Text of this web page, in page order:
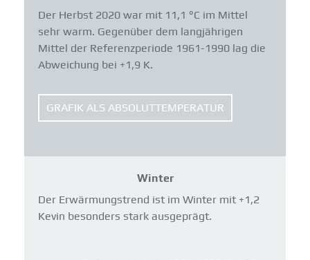
Der Herbst 2020 war mit 11,1 °C im Mittel
sehr warm. Gegenüber dem langjährigen
Mittel der Referenzperiode 1961-1990 lag die
Abweichung bei +1,9 K.
GRAFIK ALS ABSOLUTTEMPERATUR
Winter
Der Erwärmungstrend ist im Winter mit +1,2
Kevin besonders stark ausgeprägt.